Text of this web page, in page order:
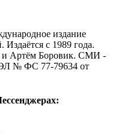
издание
Издаётся с 1989 года.
Артём Боровик. CМИ -
ЭЛ № ФС 77-79634 от